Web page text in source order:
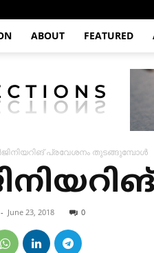
ABOUT FEATURED
പ്രവേശനം തുടങ്ങുമ്പോൾ
- June 23, 2018 0